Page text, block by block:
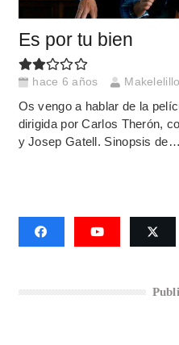
Es por tu bien
hace 6 años Makelelillo
Os vengo a hablar de la
dirigida por Carlos Therón,
y Josep Gatell. Sinopsis de…